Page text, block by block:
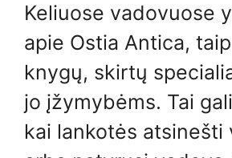
Keliuose vadovuose
apie Ostia Antica,
knygų, skirtų
jo įžymybėms. Tai
kai lankotės atsinešti